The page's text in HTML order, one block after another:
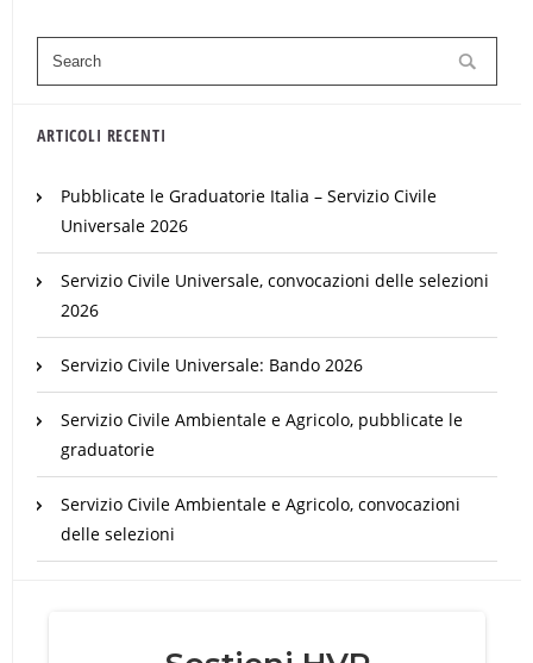
ARTICOLI RECENTI
Pubblicate le Graduatorie Italia – Servizio Civile
Universale 2026
Servizio Civile Universale, convocazioni delle selezioni
2026
Servizio Civile Universale: Bando 2026
Servizio Civile Ambientale e Agricolo, pubblicate le
graduatorie
Servizio Civile Ambientale e Agricolo, convocazioni
delle selezioni